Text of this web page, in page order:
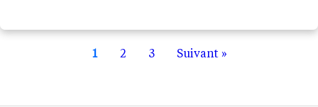
1 2 3 Suivant »